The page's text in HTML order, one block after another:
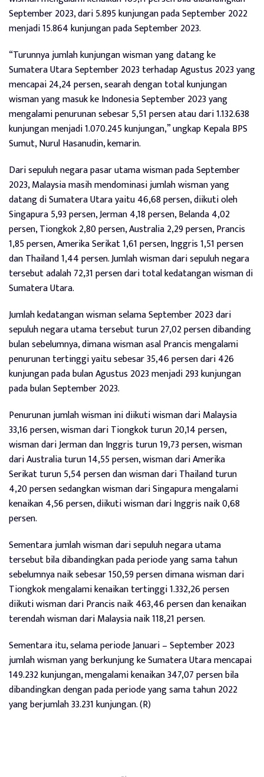
September 2023, dari 5.895 kunjungan pada September 2022
menjadi 15.864 kunjungan pada September 2023.
“Turunnya jumlah kunjungan wisman yang datang ke
Sumatera Utara September 2023 terhadap Agustus 2023 yang
mencapai 24,24 persen, searah dengan total kunjungan
wisman yang masuk ke Indonesia September 2023 yang
mengalami penurunan sebesar 5,51 persen atau dari 1.132.638
kunjungan menjadi 1.070.245 kunjungan,” ungkap Kepala BPS
Sumut, Nurul Hasanudin, kemarin.
Dari sepuluh negara pasar utama wisman pada September
2023, Malaysia masih mendominasi jumlah wisman yang
datang di Sumatera Utara yaitu 46,68 persen, diikuti oleh
Singapura 5,93 persen, Jerman 4,18 persen, Belanda 4,02
persen, Tiongkok 2,80 persen, Australia 2,29 persen, Prancis
1,85 persen, Amerika Serikat 1,61 persen, Inggris 1,51 persen
dan Thailand 1,44 persen. Jumlah wisman dari sepuluh negara
tersebut adalah 72,31 persen dari total kedatangan wisman di
Sumatera Utara.
Jumlah kedatangan wisman selama September 2023 dari
sepuluh negara utama tersebut turun 27,02 persen dibanding
bulan sebelumnya, dimana wisman asal Prancis mengalami
penurunan tertinggi yaitu sebesar 35,46 persen dari 426
kunjungan pada bulan Agustus 2023 menjadi 293 kunjungan
pada bulan September 2023.
Penurunan jumlah wisman ini diikuti wisman dari Malaysia
33,16 persen, wisman dari Tiongkok turun 20,14 persen,
wisman dari Jerman dan Inggris turun 19,73 persen, wisman
dari Australia turun 14,55 persen, wisman dari Amerika
Serikat turun 5,54 persen dan wisman dari Thailand turun
4,20 persen sedangkan wisman dari Singapura mengalami
kenaikan 4,56 persen, diikuti wisman dari Inggris naik 0,68
persen.
Sementara jumlah wisman dari sepuluh negara utama
tersebut bila dibandingkan pada periode yang sama tahun
sebelumnya naik sebesar 150,59 persen dimana wisman dari
Tiongkok mengalami kenaikan tertinggi 1.332,26 persen
diikuti wisman dari Prancis naik 463,46 persen dan kenaikan
terendah wisman dari Malaysia naik 118,21 persen.
Sementara itu, selama periode Januari – September 2023
jumlah wisman yang berkunjung ke Sumatera Utara mencapai
149.232 kunjungan, mengalami kenaikan 347,07 persen bila
dibandingkan dengan pada periode yang sama tahun 2022
yang berjumlah 33.231 kunjungan. (R)